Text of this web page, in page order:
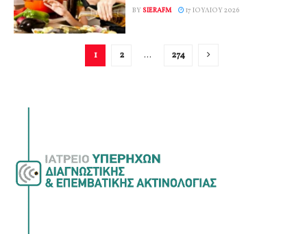
BY SIERAFM 17 ΙΟΥΛΊΟΥ 2026
1 2 … 274